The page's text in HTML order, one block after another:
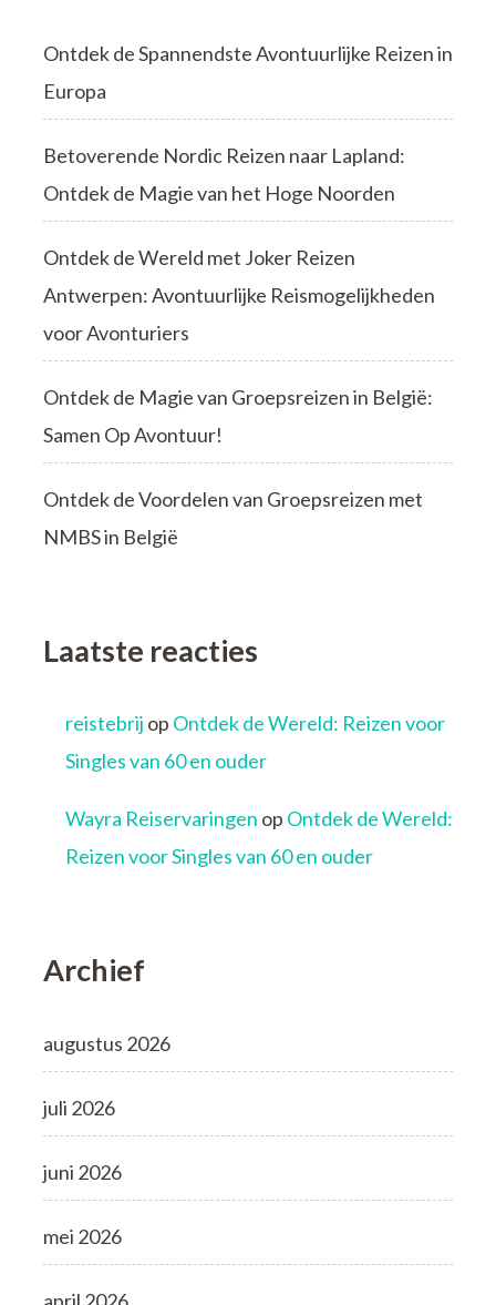
Ontdek de Spannendste Avontuurlijke Reizen in
Europa
Betoverende Nordic Reizen naar Lapland:
Ontdek de Magie van het Hoge Noorden
Ontdek de Wereld met Joker Reizen
Antwerpen: Avontuurlijke Reismogelijkheden
voor Avonturiers
Ontdek de Magie van Groepsreizen in België:
Samen Op Avontuur!
Ontdek de Voordelen van Groepsreizen met
NMBS in België
Laatste reacties
reistebrij op Ontdek de Wereld: Reizen voor
Singles van 60 en ouder
Wayra Reiservaringen op Ontdek de Wereld:
Reizen voor Singles van 60 en ouder
Archief
augustus 2026
juli 2026
juni 2026
mei 2026
april 2026